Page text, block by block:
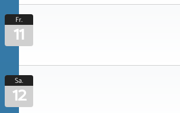
Fr.
11
Sa.
12